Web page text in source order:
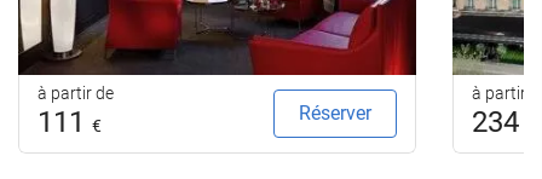
à partir de
111€
Réserver
à partir
234